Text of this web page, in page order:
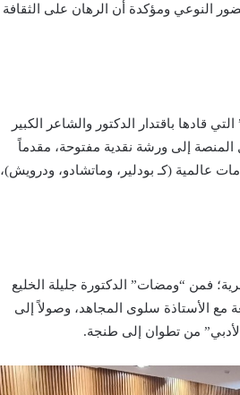
النوعي ومؤكدة أن الرهان على الثقافة
قادها باقتدار
الدكتور والشاعر الكبير
المنصة إلى ورشة نقدية مفتوحة، مقدماً
عالمية (كـ بودلير، وماتشادو، ودرويش)،
فمن “ومضات” الدكتورة جليلة الخليع
مع
الأستاذة سلوى المجاهد، وصولاً إلى
من تطوان إلى طنجة.